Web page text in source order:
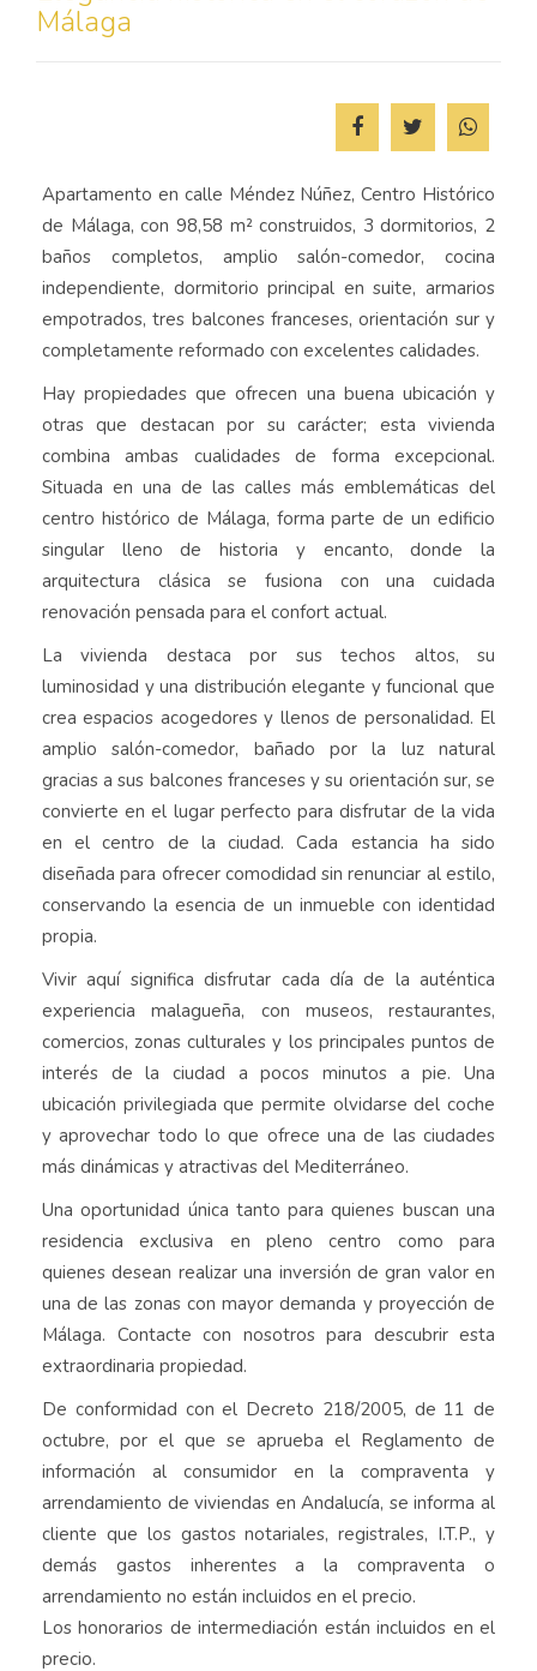
Málaga
Apartamento en calle Méndez Núñez, Centro Histórico
de Málaga, con 98,58 m² construidos, 3 dormitorios, 2
baños completos, amplio salón-comedor, cocina
independiente, dormitorio principal en suite, armarios
empotrados, tres balcones franceses, orientación sur y
completamente reformado con excelentes calidades.
Hay propiedades que ofrecen una buena ubicación y
otras que destacan por su carácter; esta vivienda
combina ambas cualidades de forma excepcional.
Situada en una de las calles más emblemáticas del
centro histórico de Málaga, forma parte de un edificio
singular lleno de historia y encanto, donde la
arquitectura clásica se fusiona con una cuidada
renovación pensada para el confort actual.
La vivienda destaca por sus techos altos, su
luminosidad y una distribución elegante y funcional que
crea espacios acogedores y llenos de personalidad. El
amplio salón-comedor, bañado por la luz natural
gracias a sus balcones franceses y su orientación sur, se
convierte en el lugar perfecto para disfrutar de la vida
en el centro de la ciudad. Cada estancia ha sido
diseñada para ofrecer comodidad sin renunciar al estilo,
conservando la esencia de un inmueble con identidad
propia.
Vivir aquí significa disfrutar cada día de la auténtica
experiencia malagueña, con museos, restaurantes,
comercios, zonas culturales y los principales puntos de
interés de la ciudad a pocos minutos a pie. Una
ubicación privilegiada que permite olvidarse del coche
y aprovechar todo lo que ofrece una de las ciudades
más dinámicas y atractivas del Mediterráneo.
Una oportunidad única tanto para quienes buscan una
residencia exclusiva en pleno centro como para
quienes desean realizar una inversión de gran valor en
una de las zonas con mayor demanda y proyección de
Málaga. Contacte con nosotros para descubrir esta
extraordinaria propiedad.
De conformidad con el Decreto 218/2005, de 11 de
octubre, por el que se aprueba el Reglamento de
información al consumidor en la compraventa y
arrendamiento de viviendas en Andalucía, se informa al
cliente que los gastos notariales, registrales, I.T.P., y
demás gastos inherentes a la compraventa o
arrendamiento no están incluidos en el precio.
Los honorarios de intermediación están incluidos en el
precio.